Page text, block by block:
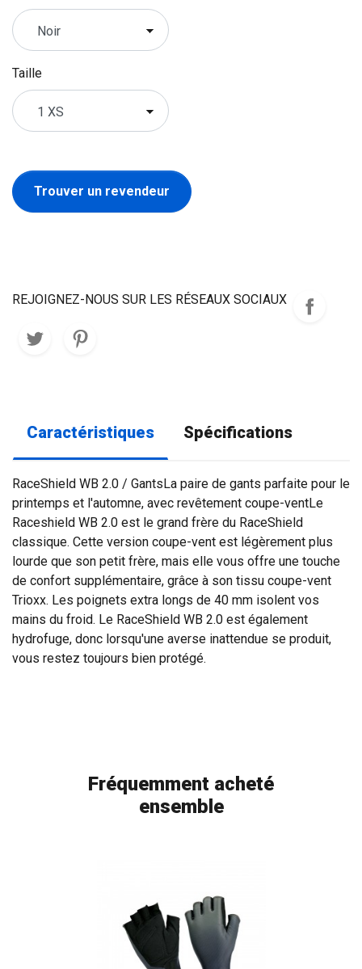
Taille
Trouver un revendeur
REJOIGNEZ-NOUS SUR LES RÉSEAUX SOCIAUX
Caractéristiques Spécifications
RaceShield WB 2.0 / GantsLa paire de gants parfaite pour le
printemps et l'automne, avec revêtement coupe-ventLe
Raceshield WB 2.0 est le grand frère du RaceShield
classique. Cette version coupe-vent est légèrement plus
lourde que son petit frère, mais elle vous offre une touche
de confort supplémentaire, grâce à son tissu coupe-vent
Trioxx. Les poignets extra longs de 40 mm isolent vos
mains du froid. Le RaceShield WB 2.0 est également
hydrofuge, donc lorsqu'une averse inattendue se produit,
vous restez toujours bien protégé.
Fréquemment acheté
ensemble